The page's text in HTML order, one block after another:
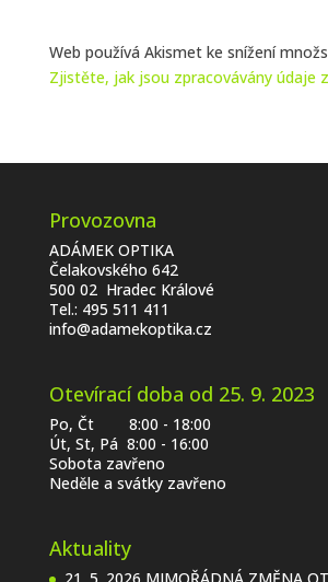
Web používá Akismet ke snížení
Zjistěte, jak jsou zpracovávány údaje
Provozovna
ADÁMEK OPTIKA
Čelakovského 642
500 02 Hradec Králové
Tel.: 495 511 411
info@adamekoptika.cz
Otevírací doba od 25. 9. 2023
Po, Čt 8:00 - 18:00
Út, St, Pá 8:00 - 16:00
Sobota zavřeno
Neděle a svátky zavřeno
Aktuality